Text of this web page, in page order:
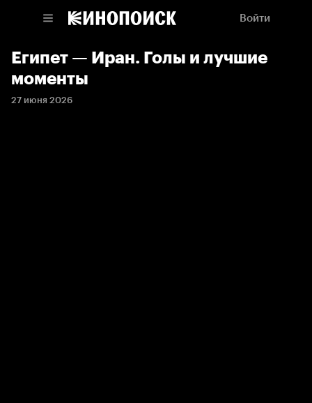
Войти
Египет — Иран. Голы и лучшие
моменты
27 июня 2026